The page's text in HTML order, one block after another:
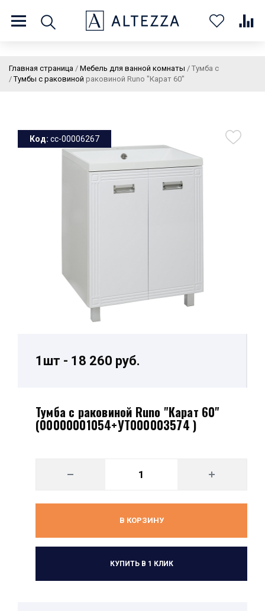
8 (800) 201 60 03 9:00 - 21:00 ПН-ВС
КонтактыКолеровка
Личный кабинет
Главная страница / Мебель для ванной комнаты
/ Тумбы с раковиной
/ Тумба с
раковиной Runo "Карат 60"
Код: cc-00006267
1шт - 18 260 руб.
Тумба с раковиной Runo "Карат 60"
(00000001054+УТ000003574 )
В КОРЗИНУ
КУПИТЬ В 1 КЛИК